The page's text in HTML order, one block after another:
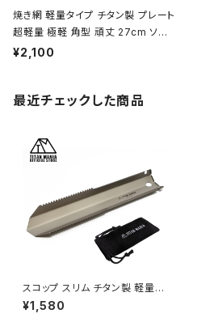
焼き網 軽量タイプ チタン製 プレート
超軽量 極軽 角型 頑丈 27cm ソロ
キャンプ BBQ バーベキュー アウト
¥2,100
最近チェックした商品
スコップ スリム チタン製 軽量
頑丈 小型 携帯 シャベル ハンド
スコップ こて アウトドア 防災 収
¥1,580